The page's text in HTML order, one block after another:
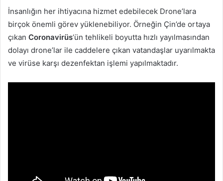
İnsanlığın her ihtiyacına hizmet edebilecek Drone’lara
birçok önemli görev yüklenebiliyor. Örneğin Çin’de ortaya
çıkan Coronavirüs‘ün tehlikeli boyutta hızlı yayılmasından
dolayı drone’lar ile caddelere çıkan vatandaşlar uyarılmakta
ve virüse karşı dezenfektan işlemi yapılmaktadır.